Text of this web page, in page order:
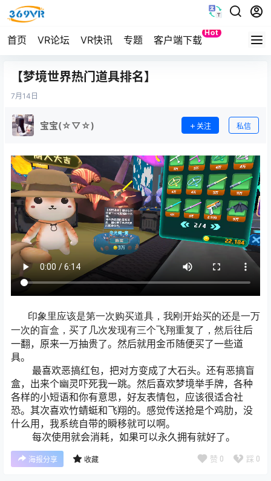
首页 VR论坛 VR快讯 专题 客户端下载
Hot
Quest
【梦境世界热门道具排名】
7月 14日
宝宝(☆▽☆) 关注 私信
印象里应该是第一次购买道具，我刚开始买的还是一万
一次的盲盒，买了几次发现有三个飞翔重复了，然后往后
一翻，原来一万抽贵了。然后就用金币随便买了一些道
具。
最喜欢恶搞红包，把对方变成了大石头。还有恶搞盲
盒，出来个幽灵吓死我一跳。然后喜欢梦境举手牌，各种
各样的小短语和你有意思，好友表情包，应该很适合社
恐。其次喜欢竹蜻蜓和飞翔的。感觉传送抢是个鸡肋，没
什么用，我系统自带的瞬移就可以啊。
每次使用就会消耗，如果可以永久拥有就好了。
海报分享 收藏 赞 0 踩 0